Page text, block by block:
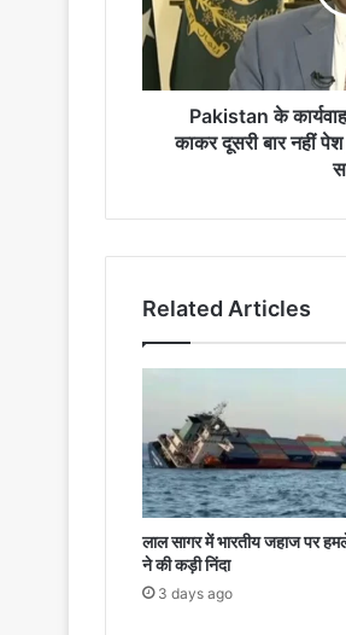
उल-
हक
काकर
दूसरी
समक्ष
Pakistan के
काकर दूसरी बार नहीं पेश
Related Articles
लाल सागर में भारतीय जहाज पर
ने की कड़ी निंदा
3 days ago